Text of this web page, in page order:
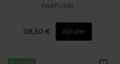
PARFUMS
118,50 € Ajouter